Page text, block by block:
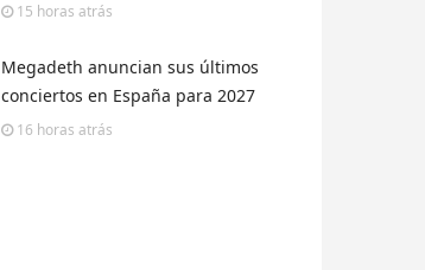
15 horas atrás
Megadeth anuncian sus últimos
conciertos en España para 2027
16 horas atrás